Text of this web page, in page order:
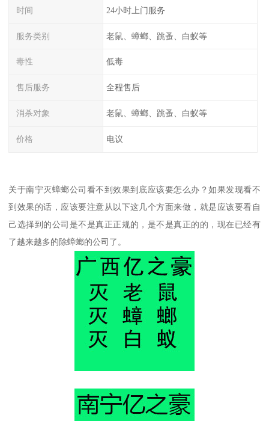
时间 24小时上门服务
服务类别 老鼠、蟑螂、跳蚤、白蚁等
毒性 低毒
售后服务 全程售后
消杀对象 老鼠、蟑螂、跳蚤、白蚁等
价格 电议
关于南宁灭蟑螂公司看不到效果到底应该要怎么办？如果发现看不
到效果的话，应该要注意从以下这几个方面来做，就是应该要看自
己选择到的公司是不是真正正规的，是不是真正的的，现在已经有
了越来越多的除蟑螂的公司了。